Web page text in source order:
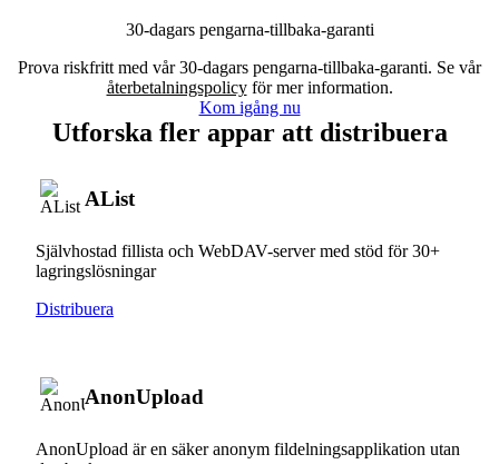
30-dagars pengarna-tillbaka-garanti
Prova riskfritt med vår 30-dagars pengarna-tillbaka-garanti. Se vår
återbetalningspolicyför mer information.
Kom igång nu
Utforska fler appar att distribuera
AList
Självhostad fillista och WebDAV-server med stöd för 30+
lagringslösningar
Distribuera
AnonUpload
AnonUpload är en säker anonym fildelningsapplikation utan